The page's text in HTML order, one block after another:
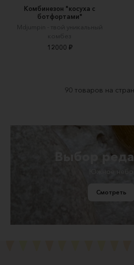
Комбинезон "косуха с
ботфортами"
Mdjumpin - твой уникальный
комбез
12000 ₽
Выбор
Смотреть